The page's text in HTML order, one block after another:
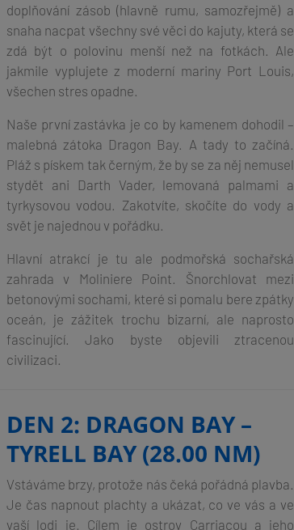
doplňování zásob (hlavně rumu, samozřejmě) a
snaha nacpat všechny své věci do kajuty, která se
zdá být o polovinu menší než na fotkách. Ale
jakmile vyplujete z moderní mariny Port Louis,
všechen stres opadne.
Naše první zastávka je co by kamenem dohodil –
malebná zátoka Dragon Bay. A tady to začíná.
Pláž s pískem tak černým, že by se za něj nemusel
stydět ani Darth Vader, lemovaná palmami a
tyrkysovou vodou. Zakotvíte, skočíte do vody a
svět je najednou v pořádku.
Hlavní atrakcí je tu ale podmořská sochařská
zahrada v Moliniere Point. Šnorchlovat mezi
betonovými sochami, které si pomalu bere zpátky
oceán, je zážitek trochu bizarní, ale naprosto
fascinující. Jako byste objevili ztracenou
civilizaci.
DEN 2: DRAGON BAY –
TYRELL BAY (28.00 NM)
Vstáváme brzy, protože nás čeká pořádná plavba.
Je čas napnout plachty a ukázat, co ve vás a ve
vaší lodi je. Cílem je ostrov Carriacou a jeho